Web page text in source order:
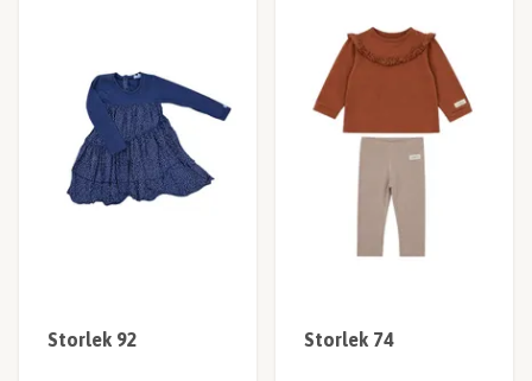
Storlek 92 Storlek 74